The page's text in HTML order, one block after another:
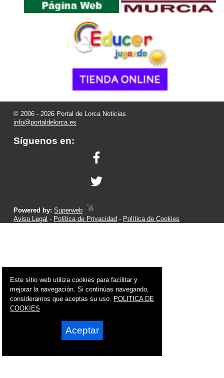
© 2006 - 2026 Portal de Lorca Noticias
info@portaldelorca.es
Síguenos en:
Powered by:Superweb
Aviso Legal - Política de Privacidad - Política de Cookies
Este sitio web utiliza cookies para facilitar y
mejorar la navegación. Si continúas navegando,
consideramos que aceptas su uso. POLITICA DE
COOKIES
Aceptar